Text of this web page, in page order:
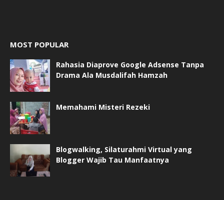
MOST POPULAR
Rahasia Diaprove Google Adsense Tanpa
Drama Ala Musdalifah Hamzah
Memahami Misteri Rezeki
Blogwalking, Silaturahmi Virtual yang
Blogger Wajib Tau Manfaatnya